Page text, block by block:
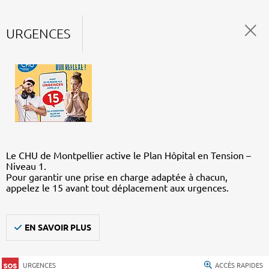
URGENCES
Le CHU de Montpellier active le Plan Hôpital en Tension –
Niveau 1.
Pour garantir une prise en charge adaptée à chacun,
appelez le 15 avant tout déplacement aux urgences.
EN SAVOIR PLUS
URGENCES ACCÈS RAPIDES